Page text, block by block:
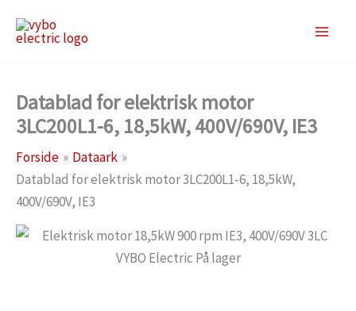
Datablad for elektrisk motor
3LC200L1-6, 18,5kW, 400V/690V, IE3
Forside
Dataark
Datablad for elektrisk motor 3LC200L1-6, 18,5kW,
400V/690V, IE3